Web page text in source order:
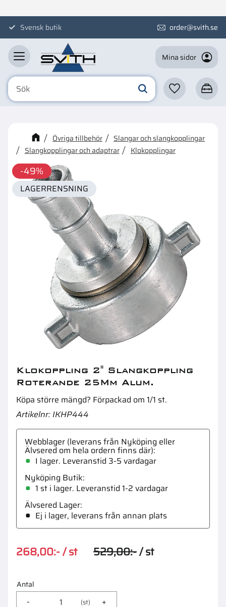
MenySvensk butik order@svith.se
Mina sidor
Favoriter
Kanske någon av dessa
produkter kan intressera dig?
Camlock Koppling 1 Tätning Nitril
☓
Övriga tillbehör
Slangar och slangkopplingar
Slangkopplingar och adaptrar
Klokopplingar
49%
LAGERRENSNING
Klokoppling 2" Slangkoppling
Roterande 25Mm Alum.
Köpa större mängd? Förpackad om 1/1 st.
Artikelnr IKHP444
Nedsatt pris:
268,00:-/st Ordinarie pris:
529,00:-/st
Antal
st +
-
Webblager (leverans från Nyköping eller
Älvsered om hela ordern finns där)
I lager. Leveranstid 3-5 vardagar
Nyköping Butik
1 st i lager
Älvsered Lager
Ej i lager, leverans från annan plats